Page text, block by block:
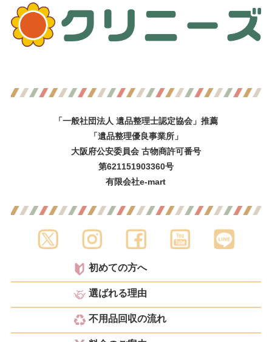
「一般社団法人 遺品整理士認定協会」推薦
「遺品整理優良事業所」
大阪府公安委員会 古物商許可番号
第621151903360号
有限会社e-mart
初めての方へ
選ばれる理由
不用品回収の流れ